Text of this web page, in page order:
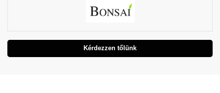
Kérdezzen tőlünk